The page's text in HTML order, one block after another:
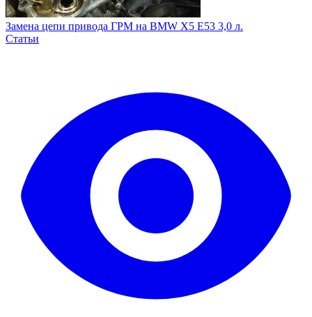
Замена цепи привода ГРМ на BMW X5 E53 3,0 л.
Статьи